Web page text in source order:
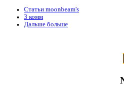
Статьи moonbeam's
3 комм
Дальше больше